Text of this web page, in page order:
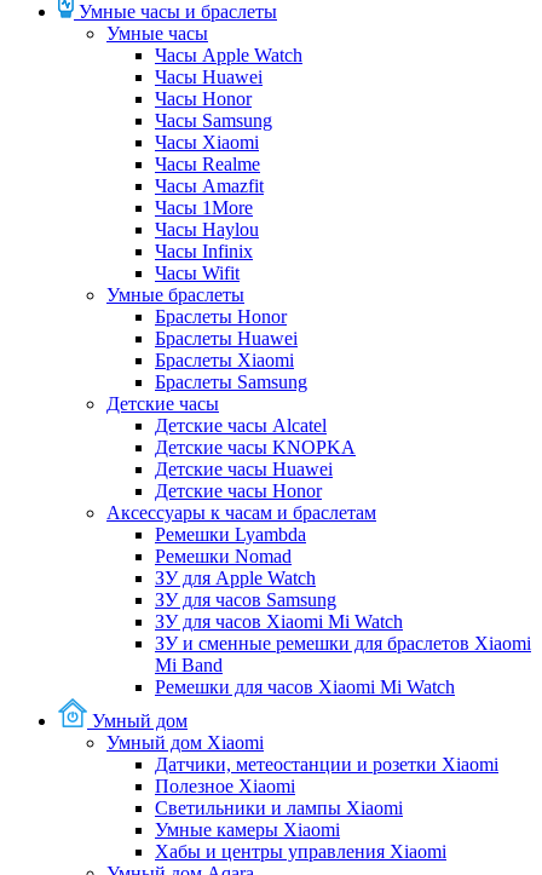
Умные часы и браслеты
Умные часы
Часы Apple Watch
Часы Huawei
Часы Honor
Часы Samsung
Часы Xiaomi
Часы Realme
Часы Amazfit
Часы 1More
Часы Haylou
Часы Infinix
Часы Wifit
Умные браслеты
Браслеты Honor
Браслеты Huawei
Браслеты Xiaomi
Браслеты Samsung
Детские часы
Детские часы Alcatel
Детские часы KNOPKA
Детские часы Huawei
Детские часы Honor
Аксессуары к часам и браслетам
Ремешки Lyambda
Ремешки Nomad
ЗУ для Apple Watch
ЗУ для часов Samsung
ЗУ для часов Xiaomi Mi Watch
ЗУ и сменные ремешки для браслетов Xiaomi
Mi Band
Ремешки для часов Xiaomi Mi Watch
Умный дом
Умный дом Xiaomi
Датчики, метеостанции и розетки Xiaomi
Полезное Xiaomi
Светильники и лампы Xiaomi
Умные камеры Xiaomi
Хабы и центры управления Xiaomi